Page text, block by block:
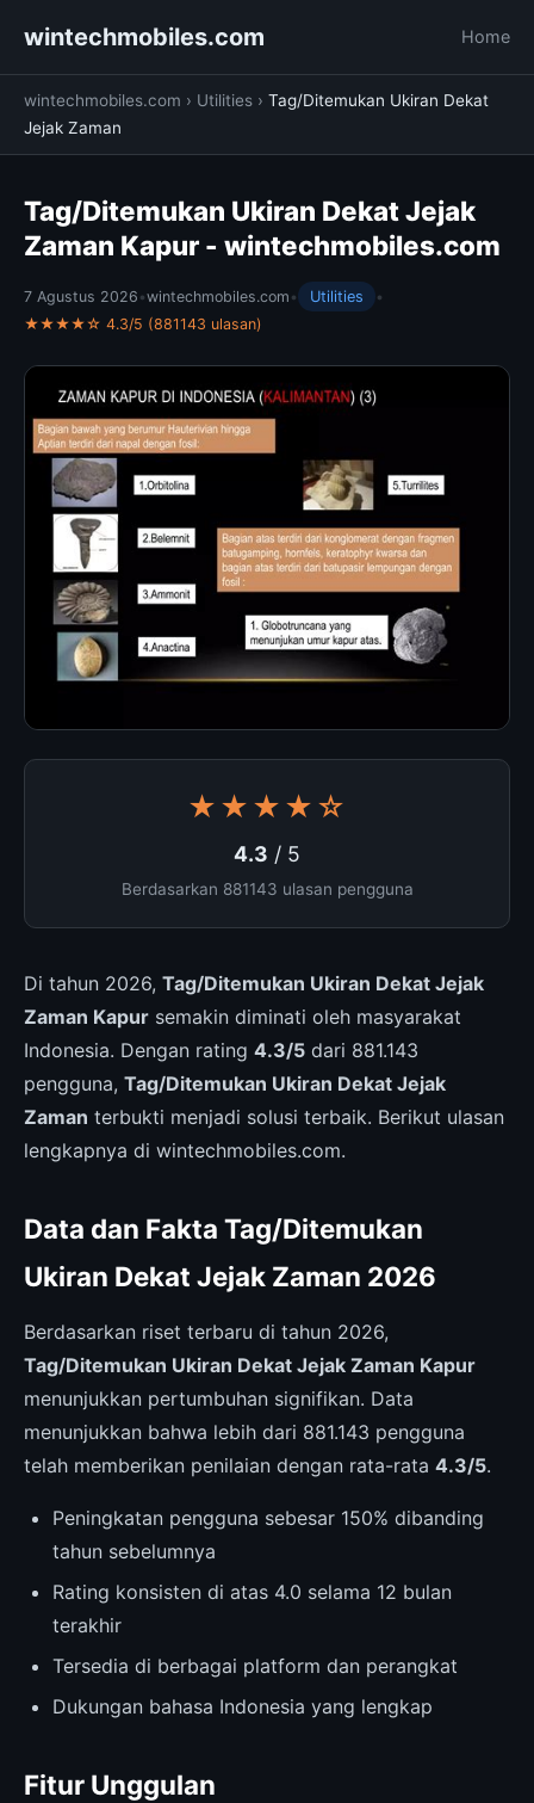
wintechmobiles.com Home
wintechmobiles.com › Utilities › Tag/Ditemukan Ukiran Dekat
Jejak Zaman
Tag/Ditemukan Ukiran Dekat Jejak
Zaman Kapur - wintechmobiles.com
7 Agustus 2026 •wintechmobiles.com • Utilities
•
★★★★☆ 4.3/5 (881143 ulasan)
★★★★☆
4.3 / 5
Berdasarkan 881143 ulasan pengguna
Di tahun 2026, Tag/Ditemukan Ukiran Dekat Jejak
Zaman Kapur semakin diminati oleh masyarakat
Indonesia. Dengan rating 4.3/5 dari 881.143
pengguna, Tag/Ditemukan Ukiran Dekat Jejak
Zaman terbukti menjadi solusi terbaik. Berikut ulasan
lengkapnya di wintechmobiles.com.
Data dan Fakta Tag/Ditemukan
Ukiran Dekat Jejak Zaman 2026
Berdasarkan riset terbaru di tahun 2026,
Tag/Ditemukan Ukiran Dekat Jejak Zaman Kapur
menunjukkan pertumbuhan signifikan. Data
menunjukkan bahwa lebih dari 881.143 pengguna
telah memberikan penilaian dengan rata-rata 4.3/5.
Peningkatan pengguna sebesar 150% dibanding
tahun sebelumnya
Rating konsisten di atas 4.0 selama 12 bulan
terakhir
Tersedia di berbagai platform dan perangkat
Dukungan bahasa Indonesia yang lengkap
Fitur Unggulan